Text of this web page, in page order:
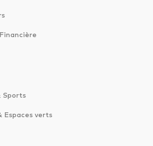
Sports
Espaces verts